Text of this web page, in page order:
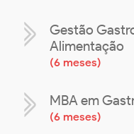
Gestão
Alimentação
(6 meses)
MBA em
(6 meses)